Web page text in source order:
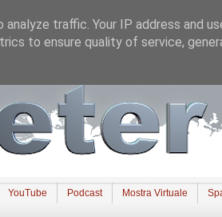
YouTube Podcast Mostra Virtuale
traffic. Your IP address and
to ensure quality of service,